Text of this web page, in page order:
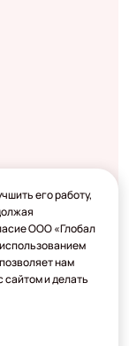
его работу,
ООО «Глобал
нам
сайтом и делать